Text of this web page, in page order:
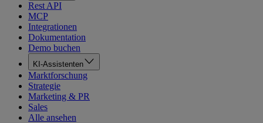
Rest API
MCP
Integrationen
Dokumentation
Demo buchen
KI-Assistenten
Marktforschung
Strategie
Marketing & PR
Sales
Alle ansehen